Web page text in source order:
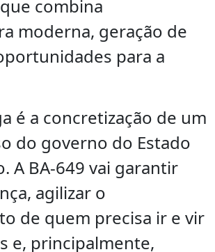
combina
moderna, geração de
para a
é a concretização de um
do governo do Estado
A BA-649 vai garantir
agilizar o
de quem precisa ir e vir
e, principalmente,